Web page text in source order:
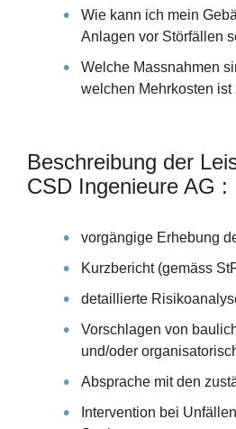
Wie kann ich mein
Anlagen vor Störfällen
Welche Massnahmen
welchen Mehrkosten ist
Beschreibung der
CSD Ingenieure AG :
vorgängige Erhebung
Kurzbericht (gemäss
detaillierte
Vorschlagen von
und/oder
Absprache mit den
Intervention bei